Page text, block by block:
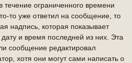
течение ограниченного времени
то уже ответил на сообщение, то
надпись, которая показывает
дату и время последней из них. Эта
сообщение редактировал
хотя они могут сами написать о